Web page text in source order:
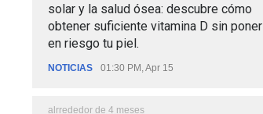
solar y la salud ósea: descubre cómo
obtener suficiente vitamina D sin poner
en riesgo tu piel.
NOTICIAS 01:30 PM, Apr 15
alrrededor de 4 meses